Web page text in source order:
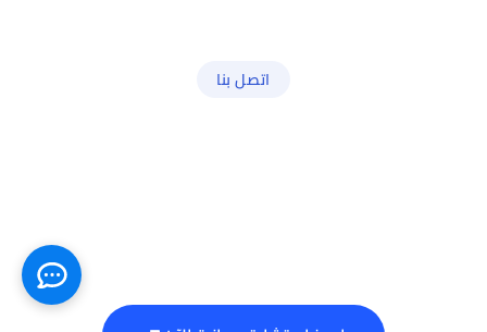
اتصل بنا
احجز استشارة أولية لتحديد المسار الأنسب لاحتياجاتك.